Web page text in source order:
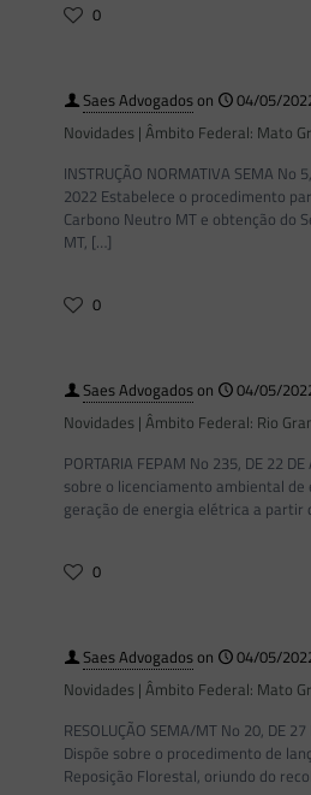
0
Saes Advogadoson
04/05/
Novidades | Âmbito Federal: Mato
INSTRUÇÃO NORMATIVA SEMA No
2022 Estabelece o procedimento
Carbono Neutro MT e obtenção do
MT, […]
0
Saes Advogadoson
04/05/
Novidades | Âmbito Federal: Rio
PORTARIA FEPAM No 235, DE 22
sobre o licenciamento ambiental
geração de energia elétrica a partir
0
Saes Advogadoson
04/05/
Novidades | Âmbito Federal: Mato
RESOLUÇÃO SEMA/MT No 20, DE
Dispõe sobre o procedimento de
Reposição Florestal, oriundo do